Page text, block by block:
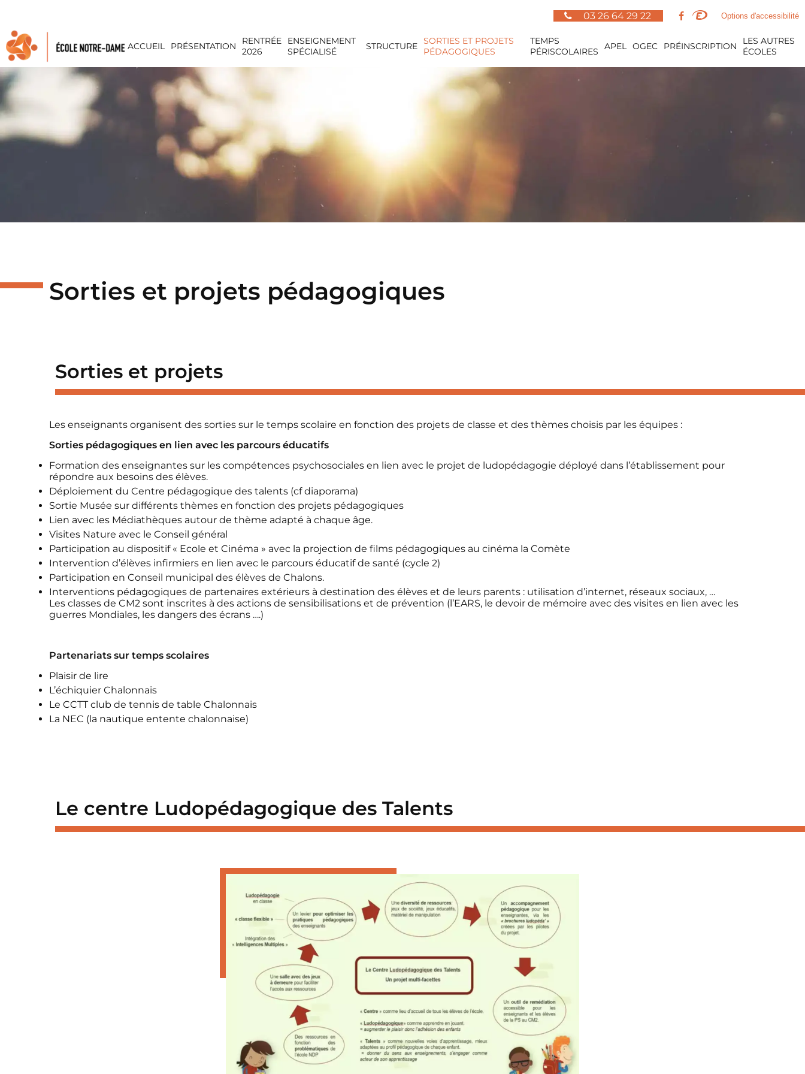
03 26 64 29 22 Options d'accessibilité
ACCUEIL PRÉSENTATION
RENTRÉE
2026
ENSEIGNEMENT
SPÉCIALISÉ
STRUCTURE SORTIES ET PROJETS
PÉDAGOGIQUES
TEMPS
PÉRISCOLAIRES
APEL OGEC PRÉINSCRIPTION
LES AUTRES
ÉCOLES
Sorties et projets pédagogiques
Sorties et projets
Les enseignants organisent des sorties sur le temps scolaire en fonction des projets de classe et des thèmes choisis par les équipes :
Sorties pédagogiques en lien avec les parcours éducatifs
Formation des enseignantes sur les compétences psychosociales en lien avec le projet de ludopédagogie déployé dans l’établissement pour
répondre aux besoins des élèves.
Déploiement du Centre pédagogique des talents (cf diaporama)
Sortie Musée sur différents thèmes en fonction des projets pédagogiques
Lien avec les Médiathèques autour de thème adapté à chaque âge.
Visites Nature avec le Conseil général
Participation au dispositif « Ecole et Cinéma » avec la projection de films pédagogiques au cinéma la Comète
Intervention d’élèves infirmiers en lien avec le parcours éducatif de santé (cycle 2)
Participation en Conseil municipal des élèves de Chalons.
Interventions pédagogiques de partenaires extérieurs à destination des élèves et de leurs parents : utilisation d’internet, réseaux sociaux, …
Les classes de CM2 sont inscrites à des actions de sensibilisations et de prévention (l’EARS, le devoir de mémoire avec des visites en lien avec les
guerres Mondiales, les dangers des écrans ….)
Partenariats sur temps scolaires
Plaisir de lire
L’échiquier Chalonnais
Le CCTT club de tennis de table Chalonnais
La NEC (la nautique entente chalonnaise)
Le centre Ludopédagogique des Talents